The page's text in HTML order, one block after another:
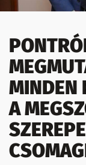
MINDEN
A